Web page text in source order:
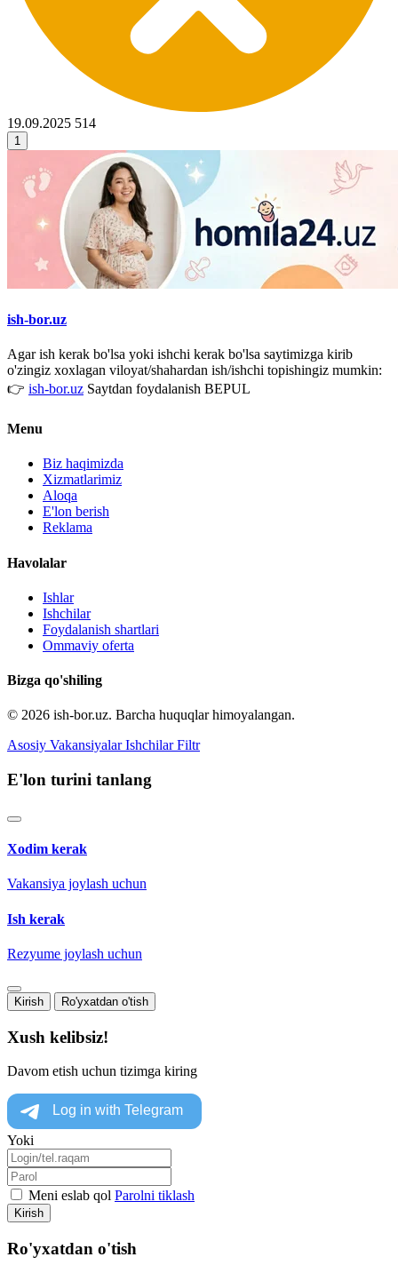
19.09.2025 514
1
ish-bor.uz
Agar ish kerak bo'lsa yoki ishchi kerak bo'lsa saytimizga kirib
o'zingiz xoxlagan viloyat/shahardan ish/ishchi topishingiz mumkin:
👉 ish-bor.uz Saytdan foydalanish BEPUL
Menu
Biz haqimizda
Xizmatlarimiz
Aloqa
E'lon berish
Reklama
Havolalar
Ishlar
Ishchilar
Foydalanish shartlari
Ommaviy oferta
Bizga qo'shiling
© 2026 ish-bor.uz. Barcha huquqlar himoyalangan.
Asosiy Vakansiyalar Ishchilar Filtr
E'lon turini tanlang
Xodim kerak
Vakansiya joylash uchun
Ish kerak
Rezyume joylash uchun
Kirish Ro'yxatdan o'tish
Xush kelibsiz!
Davom etish uchun tizimga kiring
Yoki
Meni eslab qol Parolni tiklash
Kirish
Ro'yxatdan o'tish